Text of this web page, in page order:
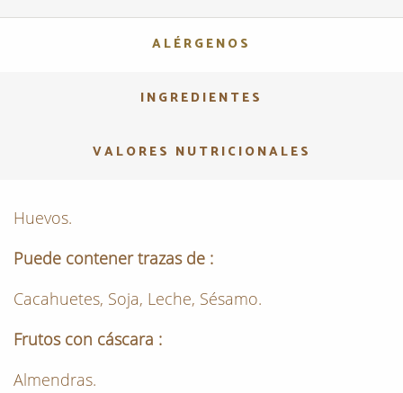
ALÉRGENOS
INGREDIENTES
VALORES NUTRICIONALES
Huevos.
Puede contener trazas de :
Cacahuetes, Soja, Leche, Sésamo.
Frutos con cáscara :
Almendras.